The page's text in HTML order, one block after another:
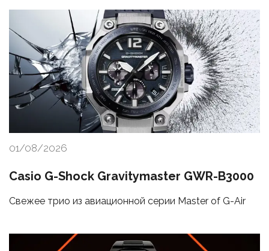
01/08/2026
Casio G-Shock Gravitymaster GWR-B3000
Свежее трио из авиационной серии Master of G-Air